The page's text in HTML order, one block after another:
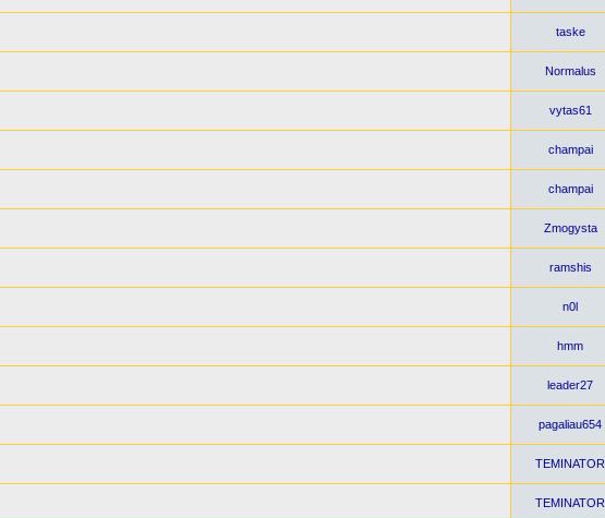
taske
Normalus
vytas61
champai
champai
Zmogysta
ramshis
n0l
hmm
leader27
pagaliau654
TEMINATOR
TEMINATOR